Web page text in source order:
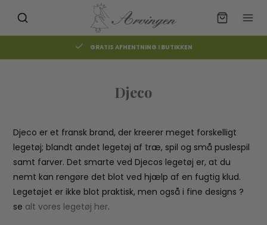
GRATIS AFHENTNING I BUTIKKEN
Djeco
Djeco er et fransk brand, der kreerer meget forskelligt
legetøj; blandt andet legetøj af træ, spil og små puslespil
samt farver. Det smarte ved Djecos legetøj er, at du
nemt kan rengøre det blot ved hjælp af en fugtig klud.
Legetøjet er ikke blot praktisk, men også i fine designs ?
se alt vores legetøj her.